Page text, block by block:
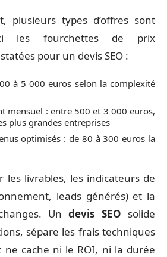
plusieurs types d’offres sont
les fourchettes de prix
pour un devis SEO :
à 5 000 euros selon la complexité
mensuel : entre 500 et 3 000 euros,
plus grandes entreprises
optimisés : de 80 à 300 euros la
les livrables, les indicateurs de
leads générés) et la
Undevis SEO solide
sépare les frais techniques
ne cache ni le ROI, ni la durée